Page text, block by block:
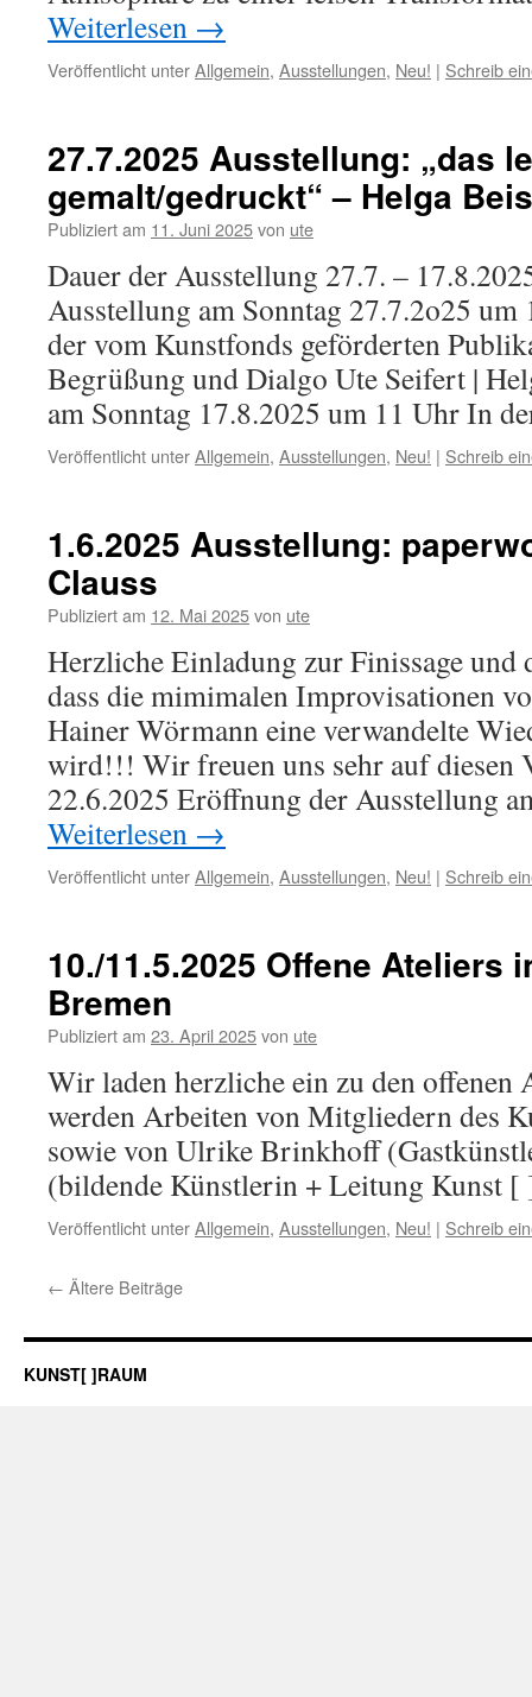
Weiterlesen →
Veröffentlicht unterAllgemein, Ausstellungen, Neu! | Schreib
27.7.2025 Ausstellung: „das
gemalt/gedruckt“ – Helga
Publiziert am 11. Juni 2025von ute
Dauer der Ausstellung 27.7. –
Ausstellung am Sonntag 27.7.2o25 um
der vom Kunstfonds geförderten
Begrüßung und Dialgo Ute Seifert |
am Sonntag 17.8.2025 um 11 Uhr In
Veröffentlicht unterAllgemein, Ausstellungen, Neu! | Schreib
1.6.2025 Ausstellung:
Clauss
Publiziert am 12. Mai 2025von ute
Herzliche Einladung zur Finissage und
dass die mimimalen Improvisationen
Hainer Wörmann eine verwandelte
wird!!! Wir freuen uns sehr auf diesen
22.6.2025 Eröffnung der Ausstellung
Weiterlesen →
Veröffentlicht unterAllgemein, Ausstellungen, Neu! | Schreib
10./11.5.2025 Offene Ateliers
Bremen
Publiziert am 23. April 2025von ute
Wir laden herzliche ein zu den offenen
werden Arbeiten von Mitgliedern des
sowie von Ulrike Brinkhoff
(bildende Künstlerin + Leitung Kunst [
Veröffentlicht unterAllgemein, Ausstellungen, Neu! | Schreib
← Ältere Beiträge
KUNST[ ]RAUM